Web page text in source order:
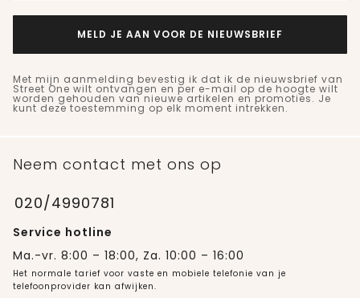
MELD JE AAN VOOR DE NIEUWSBRIEF
Met mijn aanmelding bevestig ik dat ik de nieuwsbrief van
Street One wilt ontvangen en per e-mail op de hoogte wilt
worden gehouden van nieuwe artikelen en promoties. Je
kunt deze toestemming op elk moment intrekken.
Neem contact met ons op
020/4990781
Service hotline
Ma.-vr. 8:00 – 18:00, Za. 10:00 – 16:00
Het normale tarief voor vaste en mobiele telefonie van je
telefoonprovider kan afwijken.